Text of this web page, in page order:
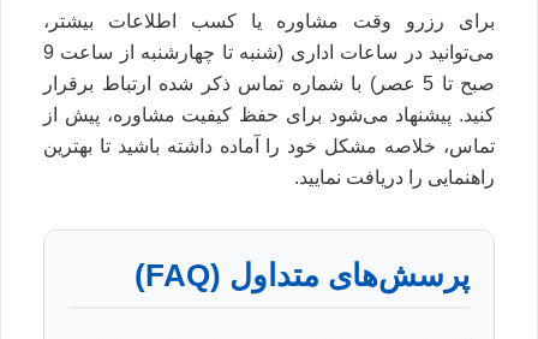
برای رزرو وقت مشاوره یا کسب اطلاعات بیشتر،
می‌توانید در ساعات اداری (شنبه تا چهارشنبه از ساعت 9
صبح تا 5 عصر) با شماره تماس ذکر شده ارتباط برقرار
کنید. پیشنهاد می‌شود برای حفظ کیفیت مشاوره، پیش از
تماس، خلاصه مشکل خود را آماده داشته باشید تا بهترین
راهنمایی را دریافت نمایید.
پرسش‌های متداول (FAQ)